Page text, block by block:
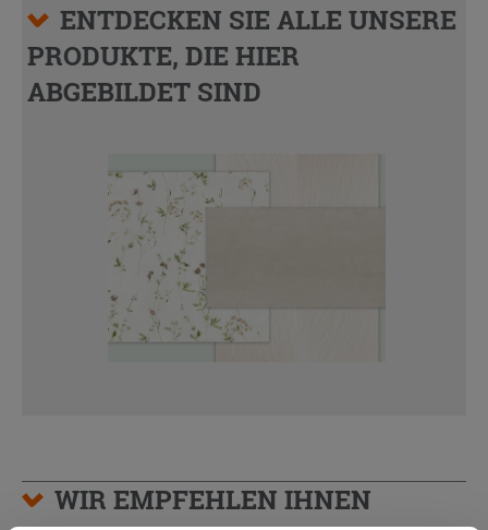
ENTDECKEN SIE ALLE UNSERE
PRODUKTE, DIE HIER
ABGEBILDET SIND
WIR EMPFEHLEN IHNEN